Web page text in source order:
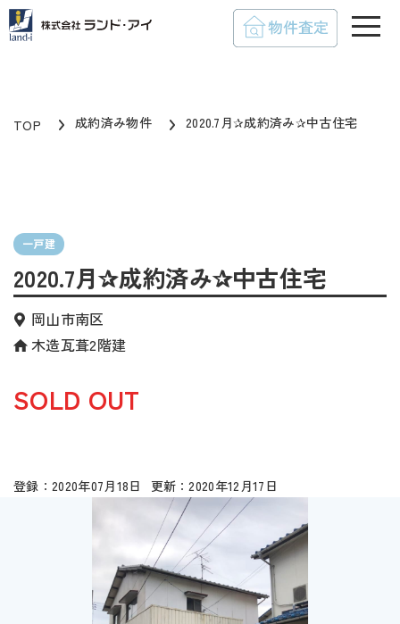
TOP 成約済み物件 2020.7月✰成約済み✰中古住宅
一戸建
2020.7月✰成約済み✰中古住宅
岡山市南区
木造瓦葺2階建
SOLD OUT
2020年07月18日 2020年12月17日